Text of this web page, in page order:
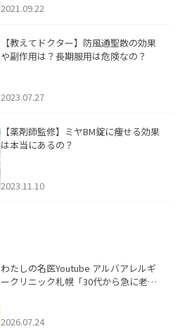
2021.09.22
【教えてドクター】防風通聖散の効果
や副作用は？長期服用は危険なの？
2023.07.27
【薬剤師監修】ミヤBM錠に痩せる効果
は本当にあるの？
2023.11.10
わたしの名医Youtube アルバアレルギ
ークリニック札幌「30代から急に老け
た。
2026.07.24